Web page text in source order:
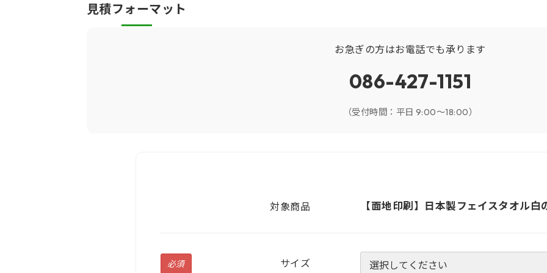
見積フォーマット
お急ぎの方はお電話でも承ります
086-427-1151
（受付時間：平日 9:00～18:00）
対象商品 【面地印刷】日本製フェイスタオル白
必須 サイズ